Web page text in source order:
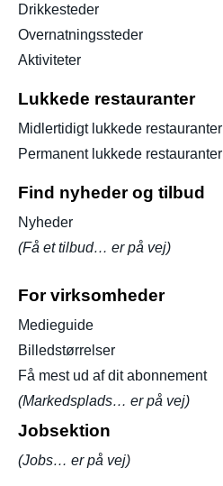
Drikkesteder
Overnatningssteder
Aktiviteter
Lukkede restauranter
Midlertidigt lukkede restauranter
Permanent lukkede restauranter
Find nyheder og tilbud
Nyheder
(Få et tilbud… er på vej)
For virksomheder
Medieguide
Billedstørrelser
Få mest ud af dit abonnement
(Markedsplads… er på vej)
Jobsektion
(Jobs… er på vej)